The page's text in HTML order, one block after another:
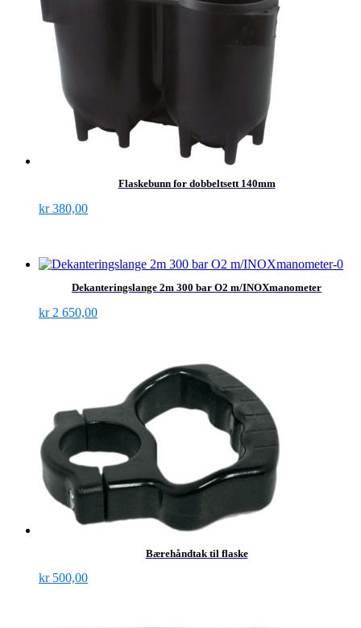
Flaskebunn for dobbeltsett 140mm
kr380,00
Dekanteringslange 2m 300 bar O2 m/INOXmanometer
kr2 650,00
Bærehåndtak til flaske
kr500,00